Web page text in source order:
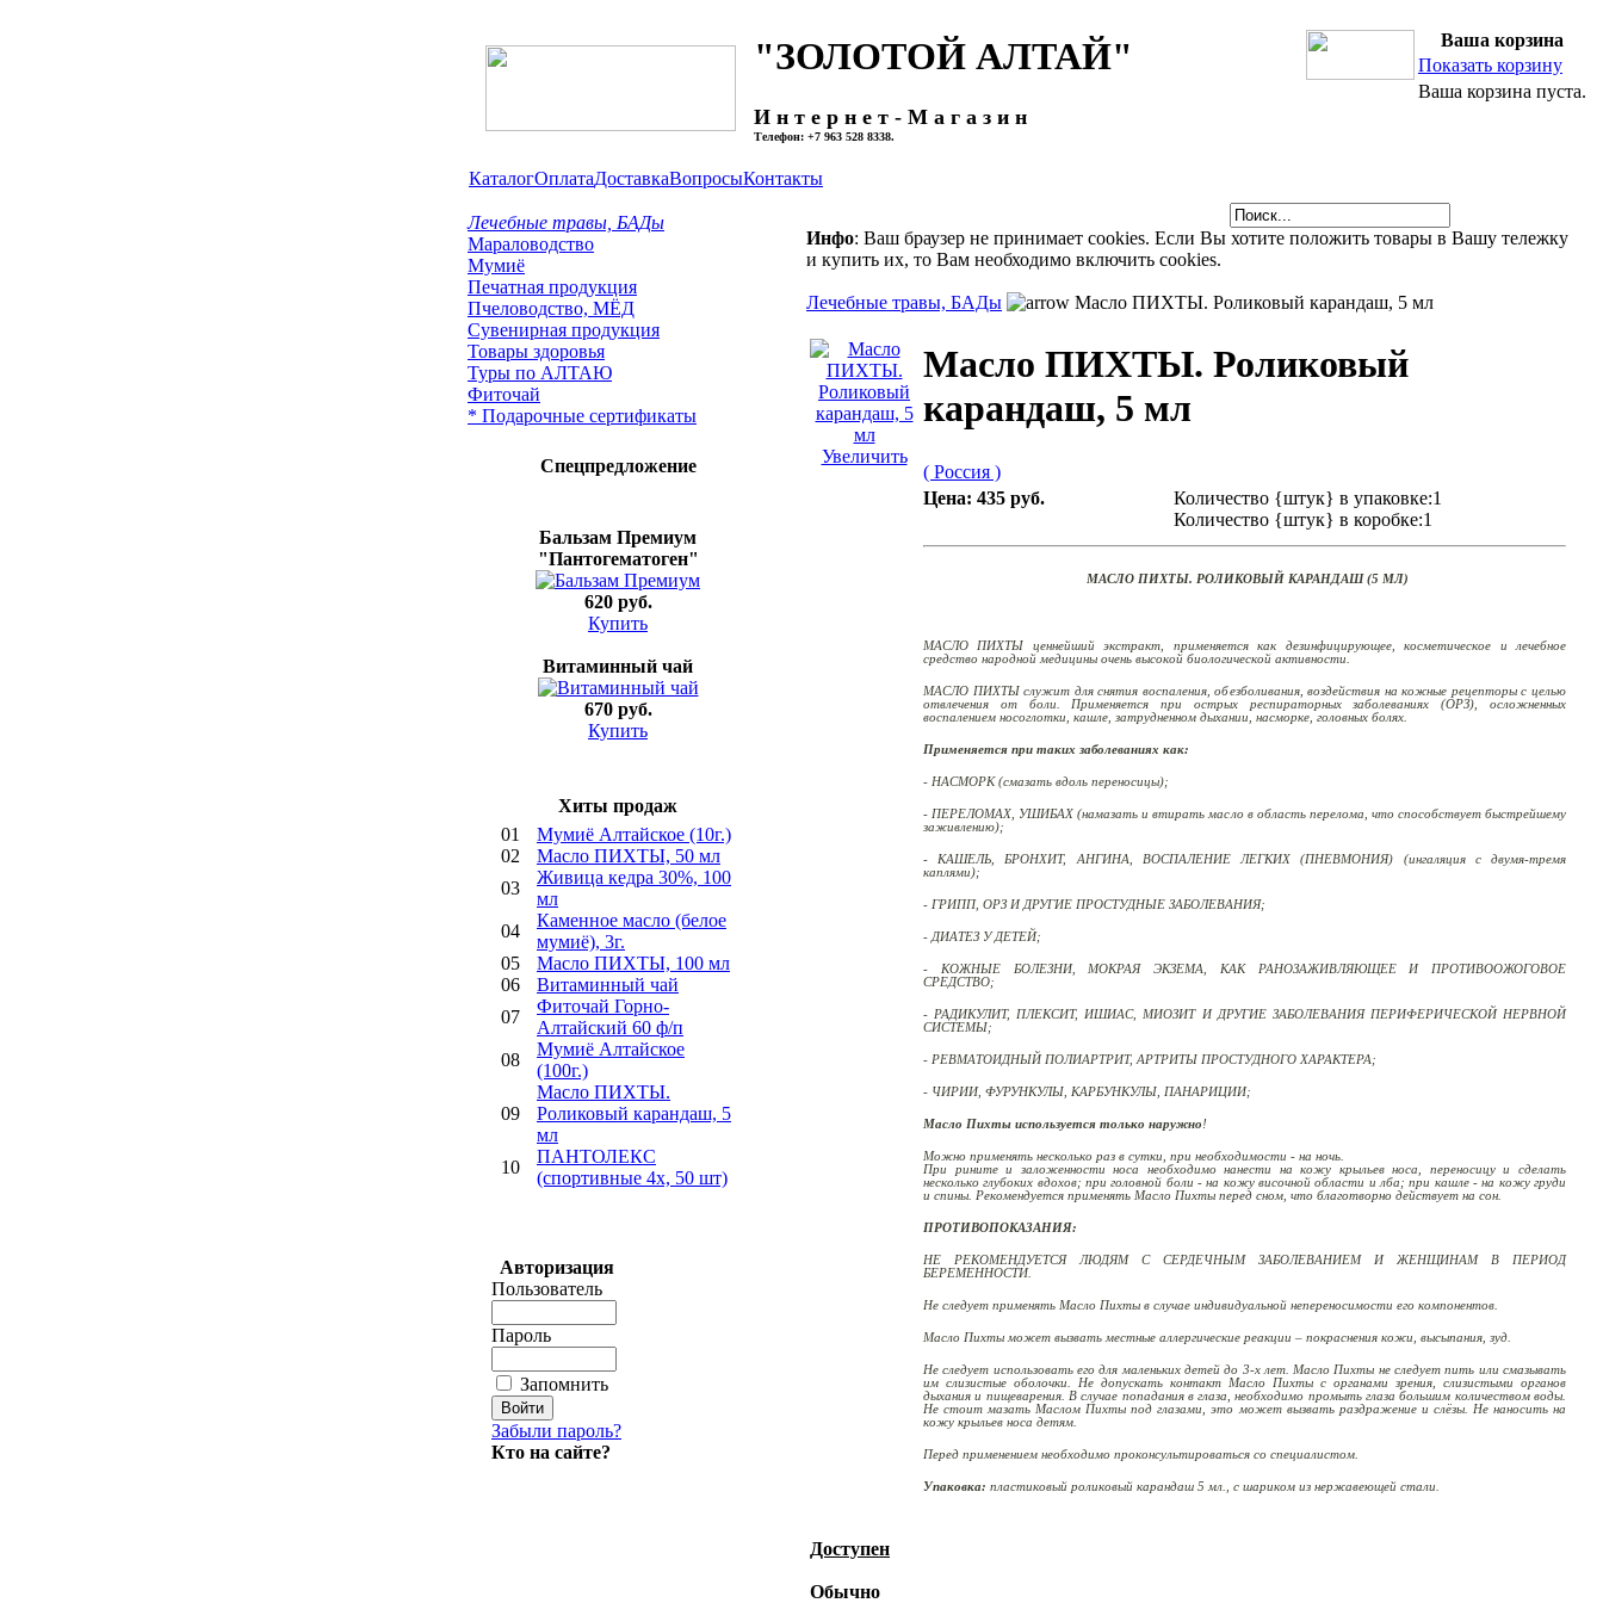
"ЗОЛОТОЙ АЛТАЙ"
И н т е р н е т - М а г а з и н
Телефон: +7 963 528 8338.
КаталогОплатаДоставкаВопросыКонтакты
Ваша корзина
Показать корзину
Ваша корзина пуста.
Лечебные травы, БАДы
Мараловодство
Мумиё
Печатная продукция
Пчеловодство, МЁД
Сувенирная продукция
Товары здоровья
Туры по АЛТАЮ
Фиточай
* Подарочные сертификаты
Спецпредложение
Бальзам Премиум
"Пантогематоген"
620 руб.
Купить
Bитаминный чай
670 руб.
Купить
Хиты продаж
01
Мумиё Алтайское (10г.)
02
Mасло ПИХТЫ, 50 мл
03
Живица кедра 30%, 100
мл
04
Каменное масло (белое
мумиё), 3г.
05
Mасло ПИХТЫ, 100 мл
06
Bитаминный чай
07
Фиточай Горно-
Алтайский 60 ф/п
08
Мумиё Алтайское
(100г.)
09
Mасло ПИХТЫ.
Роликовый карандаш, 5
мл
10
ПАНТОЛЕКС
(спортивные 4х, 50 шт)
Авторизация
Пользователь
Пароль
Запомнить
Забыли пароль?
Кто на сайте?
Инфо: Ваш браузер не принимает cookies. Если Вы хотите положить товары в Вашу тележку
и купить их, то Вам необходимо включить cookies.
Лечебные травы, БАДы Mасло ПИХТЫ. Роликовый карандаш, 5 мл
Увеличить
Mасло ПИХТЫ. Роликовый
карандаш, 5 мл
( Россия )
Цена: 435 руб.
Количество {штук} в упаковке:1
Количество {штук} в коробке:1
МАСЛО ПИХТЫ. РОЛИКОВЫЙ КАРАНДАШ (5 МЛ)
МАСЛО ПИХТЫ ценнейший экстракт, применяется как дезинфицирующее,косметическое и лечебное
средство народной медицины очень высокой биологической активности.
МАСЛО ПИХТЫ служит для снятия воспаления, обезболивания, воздействия на кожные рецепторы с целью
отвлечения от боли. Применяется при острых респираторных заболеваниях (ОРЗ), осложненных
воспалением носоглотки, кашле, затрудненном дыхании, насморке, головных болях.
Применяется при таких заболеваниях как:
- НАСМОРК (смазать вдоль переносицы);
- ПЕРЕЛОМАХ, УШИБАХ (намазать и втирать масло в область перелома, что способствует быстрейшему
заживлению);
- КАШЕЛЬ, БРОНХИТ, АНГИНА, ВОСПАЛЕНИЕ ЛЕГКИХ (ПНЕВМОНИЯ) (ингаляция с двумя-тремя
каплями);
- ГРИПП, ОРЗ И ДРУГИЕ ПРОСТУДНЫЕ ЗАБОЛЕВАНИЯ;
- ДИАТЕЗ У ДЕТЕЙ;
- КОЖНЫЕ БОЛЕЗНИ, МОКРАЯ ЭКЗЕМА, КАК РАНОЗАЖИВЛЯЮЩЕЕ И ПРОТИВООЖОГОВОЕ
СРЕДСТВО;
- РАДИКУЛИТ, ПЛЕКСИТ, ИШИАС, МИОЗИТ И ДРУГИЕ ЗАБОЛЕВАНИЯ ПЕРИФЕРИЧЕСКОЙ НЕРВНОЙ
СИСТЕМЫ;
- РЕВМАТОИДНЫЙ ПОЛИАРТРИТ, АРТРИТЫ ПРОСТУДНОГО ХАРАКТЕРА;
- ЧИРИИ, ФУРУНКУЛЫ, КАРБУНКУЛЫ, ПАНАРИЦИИ;
Масло Пихты используется только наружно!
Можно применять несколько раз в сутки, при необходимости - на ночь.
При рините и заложенности носа необходимо нанести на кожу крыльев носа, переносицу и сделать
несколько глубоких вдохов; при головной боли - на кожу височной области и лба; при кашле - на кожу груди
и спины. Рекомендуется применять Масло Пихты перед сном, что благотворно действует на сон.
ПРОТИВОПОКАЗАНИЯ:
НЕ РЕКОМЕНДУЕТСЯ ЛЮДЯМ С СЕРДЕЧНЫМ ЗАБОЛЕВАНИЕМ И ЖЕНЩИНАМ В ПЕРИОД
БЕРЕМЕННОСТИ.
Не следует применять Масло Пихты в случае индивидуальной непереносимости его компонентов.
Масло Пихты может вызвать местные аллергические реакции – покраснения кожи, высыпания, зуд.
Не следует использовать его для маленьких детей до 3-х лет. Масло Пихты не следует пить или смазывать
им слизистые оболочки. Не допускать контакт Масло Пихты с органами зрения, слизистыми органов
дыхания и пищеварения. В случае попадания в глаза, необходимо промыть глаза большим количеством воды.
Не стоит мазать Маслом Пихты под глазами, это может вызвать раздражение и слёзы. Не наносить на
кожу крыльев носа детям.
Перед применением необходимо проконсультироваться со специалистом.
Упаковка: пластиковый роликовый карандаш 5 мл., с шариком из нержавеющей стали.
Доступен
Обычно